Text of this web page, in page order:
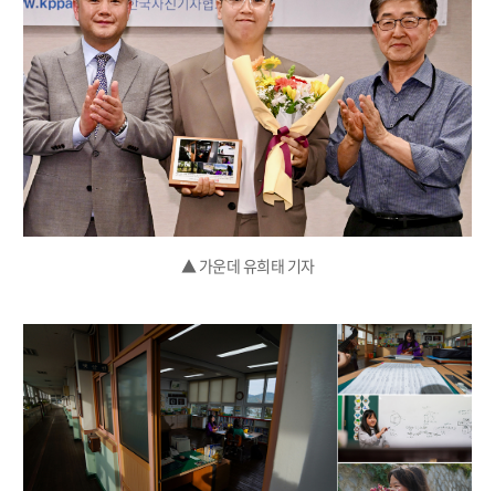
▲ 가운데 유희태 기자